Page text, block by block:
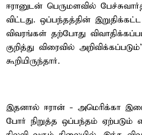
ஈரானுடன் பெருமளவில்
விட்டது. ஒப்பந்தத்தின்
விவரங்கள் தற்போது
குறித்து விரைவில்
கூறியிருந்தார்.
இதனால் ஈரான் - அமெரிக்கா
போர் நிறுத்த ஒப்பந்தம் ஏற்படும்